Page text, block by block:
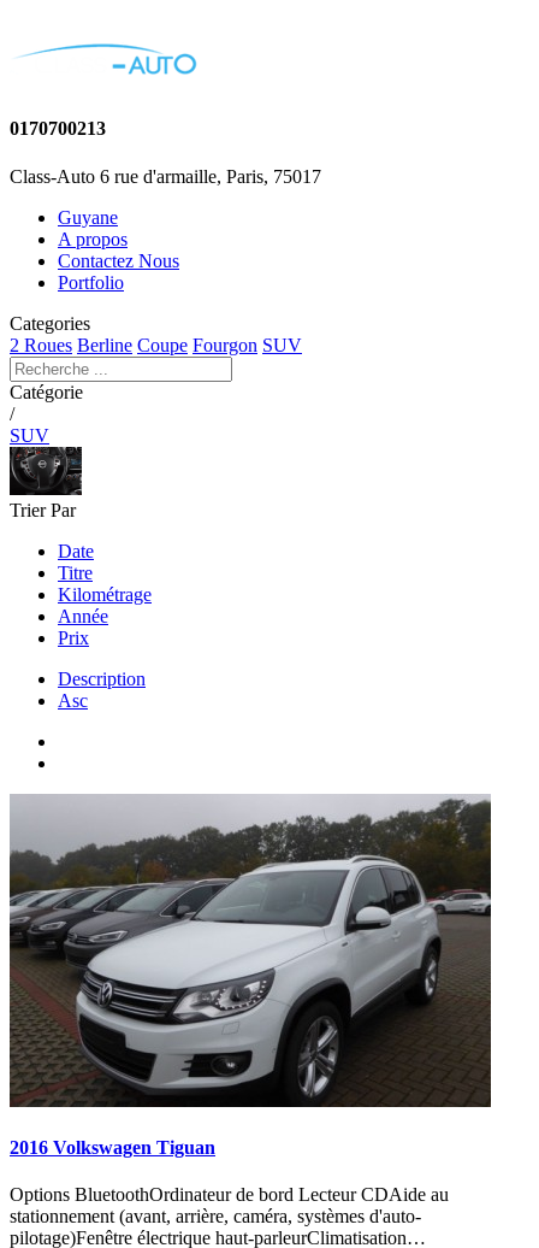
0170700213
Class-Auto 6 rue d'armaille, Paris, 75017
Guyane
A propos
Contactez Nous
Portfolio
Categories
2 Roues Berline Coupe Fourgon SUV
Catégorie
/
SUV
Trier Par
Date
Titre
Kilométrage
Année
Prix
Description
Asc
2016 Volkswagen Tiguan
Options BluetoothOrdinateur de bord Lecteur CDAide au
stationnement (avant, arrière, caméra, systèmes d'auto-
pilotage)Fenêtre électrique haut-parleurClimatisation…